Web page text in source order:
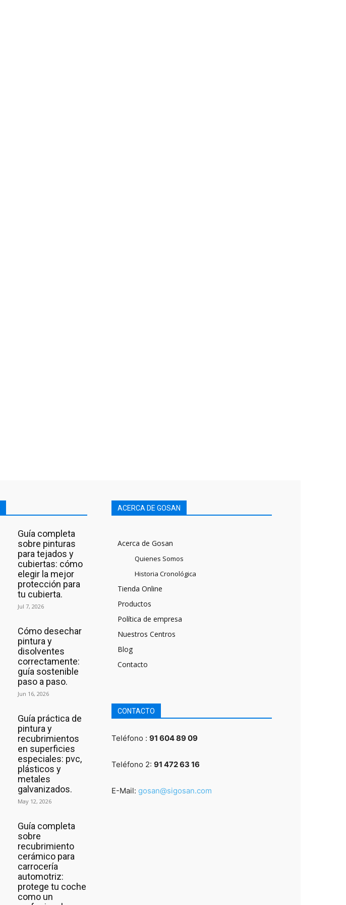
Guía completa
sobre pinturas
para tejados y
cubiertas: cómo
elegir la mejor
protección para
tu cubierta.
Jul 7, 2026
Cómo desechar
pintura y
disolventes
correctamente:
guía sostenible
paso a paso.
Jun 16, 2026
Guía práctica de
pintura y
recubrimientos
en superficies
especiales: pvc,
plásticos y
metales
galvanizados.
May 12, 2026
Guía completa
sobre
recubrimiento
cerámico para
carrocería
automotriz:
protege tu coche
como un
ACERCA DE GOSAN
Acerca de Gosan
Quienes Somos
Historia Cronológica
Tienda Online
Productos
Política de empresa
Nuestros Centros
Blog
Contacto
CONTACTO
Teléfono : 91 604 89 09
Teléfono 2: 91 472 63 16
E-Mail: gosan@sigosan.com